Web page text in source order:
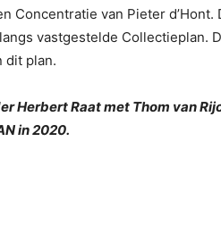
Concentratie van Pieter d’Hont.
vastgestelde Collectieplan.
dit plan.
Herbert Raat met Thom van
in 2020.